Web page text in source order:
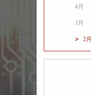
4月
3月
2月